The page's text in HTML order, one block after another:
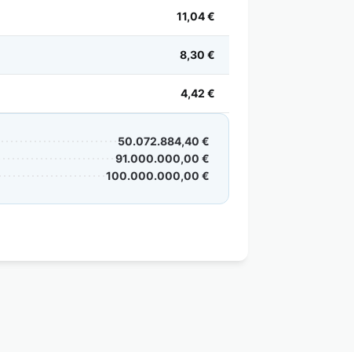
11,04 €
8,30 €
4,42 €
50.072.884,40 €
91.000.000,00 €
100.000.000,00 €